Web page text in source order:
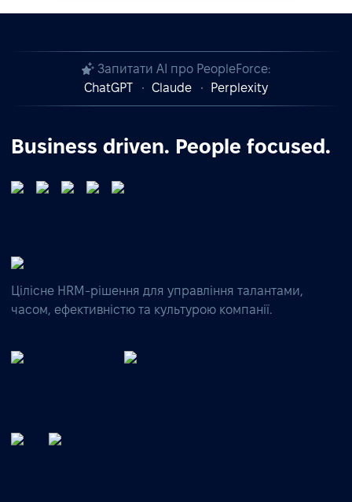
Запитати AI про PeopleForce:
ChatGPT
Claude Perplexity
Business driven. People focused.
Цілісне HRM-рішення для управління талантами,
часом, ефективністю та культурою компанії.